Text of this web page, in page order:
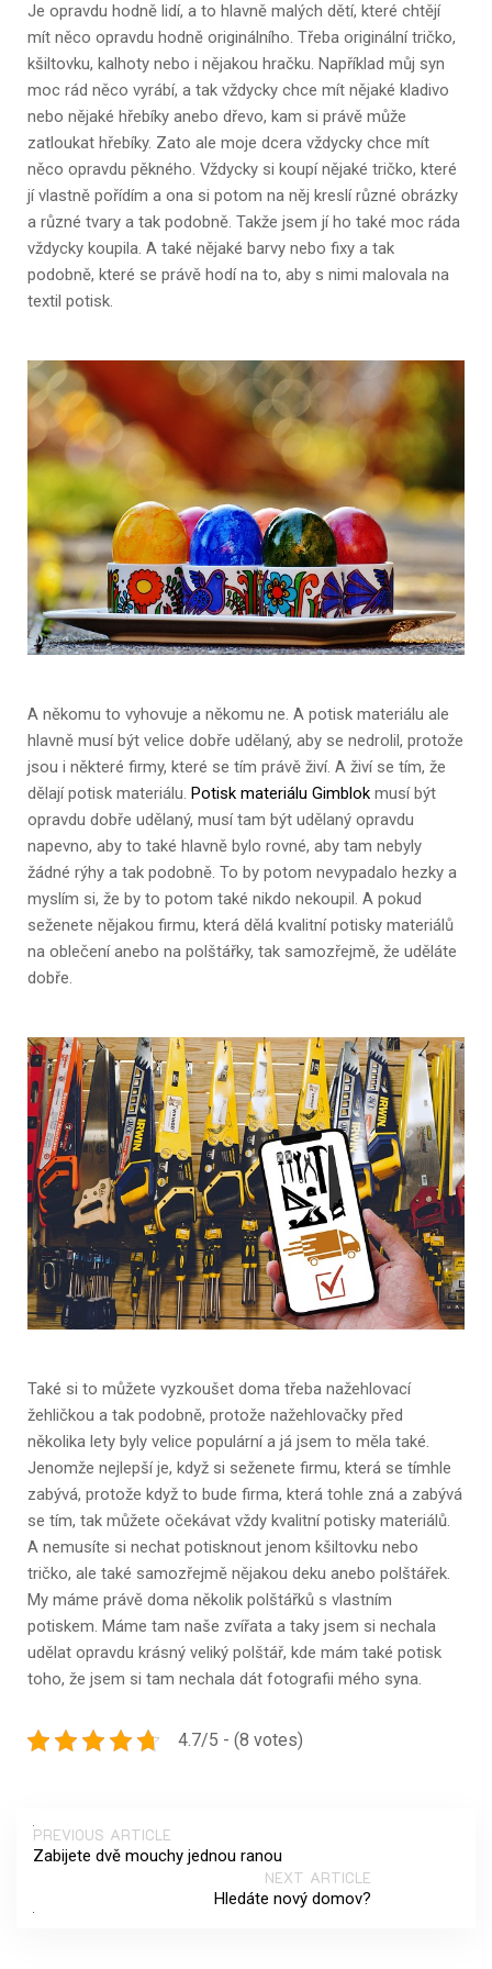
Je opravdu hodně lidí, a to hlavně malých dětí, které chtějí
mít něco opravdu hodně originálního. Třeba originální tričko,
kšiltovku, kalhoty nebo i nějakou hračku. Například můj syn
moc rád něco vyrábí, a tak vždycky chce mít nějaké kladivo
nebo nějaké hřebíky anebo dřevo, kam si právě může
zatloukat hřebíky. Zato ale moje dcera vždycky chce mít
něco opravdu pěkného. Vždycky si koupí nějaké tričko, které
jí vlastně pořídím a ona si potom na něj kreslí různé obrázky
a různé tvary a tak podobně. Takže jsem jí ho také moc ráda
vždycky koupila. A také nějaké barvy nebo fixy a tak
podobně, které se právě hodí na to, aby s nimi malovala na
textil potisk.
A někomu to vyhovuje a někomu ne. A potisk materiálu ale
hlavně musí být velice dobře udělaný, aby se nedrolil, protože
jsou i některé firmy, které se tím právě živí. A živí se tím, že
dělají potisk materiálu. Potisk materiálu Gimblok musí být
opravdu dobře udělaný, musí tam být udělaný opravdu
napevno, aby to také hlavně bylo rovné, aby tam nebyly
žádné rýhy a tak podobně. To by potom nevypadalo hezky a
myslím si, že by to potom také nikdo nekoupil. A pokud
seženete nějakou firmu, která dělá kvalitní potisky materiálů
na oblečení anebo na polštářky, tak samozřejmě, že uděláte
dobře.
Také si to můžete vyzkoušet doma třeba nažehlovací
žehličkou a tak podobně, protože nažehlovačky před
několika lety byly velice populární a já jsem to měla také.
Jenomže nejlepší je, když si seženete firmu, která se tímhle
zabývá, protože když to bude firma, která tohle zná a zabývá
se tím, tak můžete očekávat vždy kvalitní potisky materiálů.
A nemusíte si nechat potisknout jenom kšiltovku nebo
tričko, ale také samozřejmě nějakou deku anebo polštářek.
My máme právě doma několik polštářků s vlastním
potiskem. Máme tam naše zvířata a taky jsem si nechala
udělat opravdu krásný veliký polštář, kde mám také potisk
toho, že jsem si tam nechala dát fotografii mého syna.
4.7/5 - (8 votes)
PREVIOUS ARTICLE
Zabijete dvě mouchy jednou ranou
NEXT ARTICLE
Hledáte nový domov?